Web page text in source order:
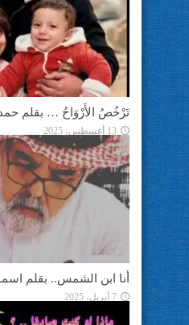
تَرْخُصُ الأَرْوَاحُ … بقلم
13 أغسطس، 2025
أنا ابن الشمس.. بقلم
7 أبريل، 2025